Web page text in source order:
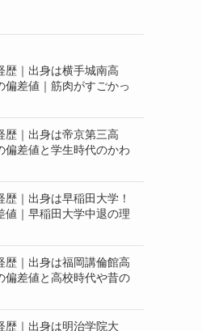
歴｜出身は横手城南高
偏差値｜筋肉がすごかっ
歴｜出身は帝京第三高
偏差値と学生時代のかわ
｜出身は早稲田大学！
値｜早稲田大学中退の理
歴｜出身は福岡講倫館高
偏差値と高校時代や昔の
歴｜出身は明治学院大